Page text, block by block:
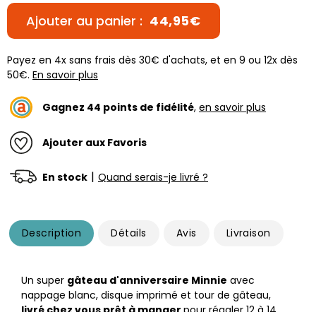
Ajouter au panier : 44,95€
Payez en 4x sans frais dès 30€ d'achats, et en 9 ou 12x dès
50€. En savoir plus
Gagnez 44 points de fidélité, en savoir plus
Ajouter aux Favoris
En stock | Quand serais-je livré ?
Description Détails Avis Livraison
Un super gâteau d'anniversaire Minnie avec
nappage blanc, disque imprimé et tour de gâteau,